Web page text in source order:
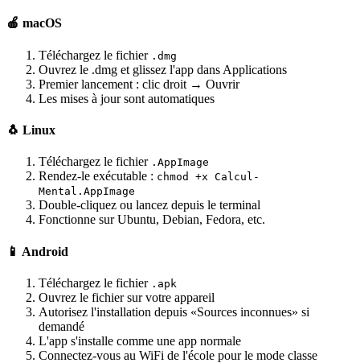
🍎 macOS
Téléchargez le fichier .dmg
Ouvrez le .dmg et glissez l'app dans Applications
Premier lancement : clic droit → Ouvrir
Les mises à jour sont automatiques
🐧 Linux
Téléchargez le fichier .AppImage
Rendez-le exécutable : chmod +x Calcul-
Mental.AppImage
Double-cliquez ou lancez depuis le terminal
Fonctionne sur Ubuntu, Debian, Fedora, etc.
📱 Android
Téléchargez le fichier .apk
Ouvrez le fichier sur votre appareil
Autorisez l'installation depuis «Sources inconnues» si
demandé
L'app s'installe comme une app normale
Connectez-vous au WiFi de l'école pour le mode classe